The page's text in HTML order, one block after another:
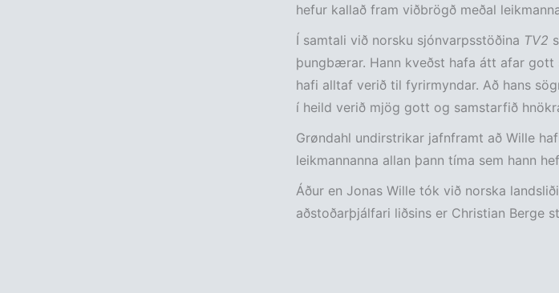
hefur kallað fram viðbrögð meðal
Í samtali við norsku sjónvarpsstöðina TV2
þungbærar. Hann kveðst hafa átt afar
hafi alltaf verið til fyrirmyndar. Að hans
í heild verið mjög gott og samstarfið
Grøndahl undirstrikar jafnframt að Wille
leikmannanna allan þann tíma sem hann
Áður en Jonas Wille tók við norska
aðstoðarþjálfari liðsins er Christian Berge